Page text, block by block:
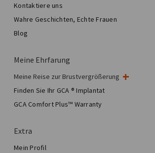
Kontaktiere uns
Wahre Geschichten, Echte Frauen
Blog
Meine Ehrfarung
Meine Reise zur Brustvergrößerung
Meine Brustoperation
Ästhetische Brustchirurgie
Total Breast Reconstruction™
Finden Sie Ihr GCA ® Implantat
GCA Comfort Plus™ Warranty
Extra
Mein Profil